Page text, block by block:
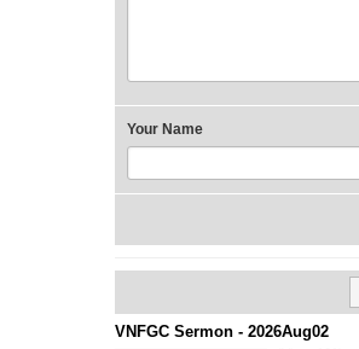
Your Name
VNFGC Sermon - 2026Aug02